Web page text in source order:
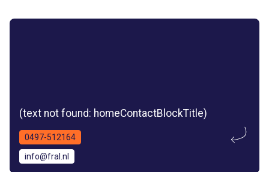
(text not found: homeContactBlockTitle)
0497-512164
info@fral.nl